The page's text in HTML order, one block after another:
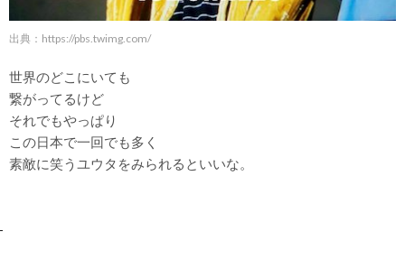
出典： https://pbs.twimg.com/
世界のどこにいても
繋がってるけど
それでもやっぱり
この日本で一回でも多く
素敵に笑うユウタをみられるといいな。